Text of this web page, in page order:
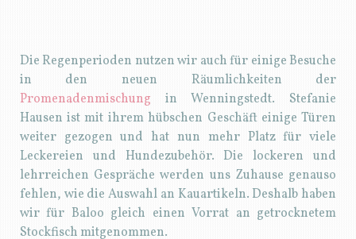
Die Regenperioden nutzen wir auch für einige Besuche
in den neuen Räumlichkeiten der
Promenadenmischung in Wenningstedt. Stefanie
Hausen ist mit ihrem hübschen Geschäft einige Türen
weiter gezogen und hat nun mehr Platz für viele
Leckereien und Hundezubehör. Die lockeren und
lehrreichen Gespräche werden uns Zuhause genauso
fehlen, wie die Auswahl an Kauartikeln. Deshalb haben
wir für Baloo gleich einen Vorrat an getrocknetem
Stockfisch mitgenommen.